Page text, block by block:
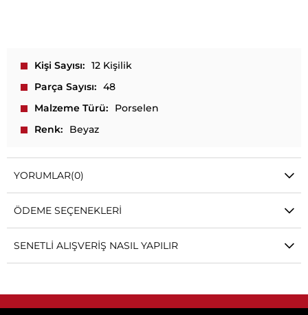
Kişi Sayısı
12 Kişilik
Parça Sayısı
48
Malzeme Türü
Porselen
Renk
Beyaz
YORUMLAR(0)
ÖDEME SEÇENEKLERI
SENETLI ALIŞVERIŞ NASIL YAPILIR